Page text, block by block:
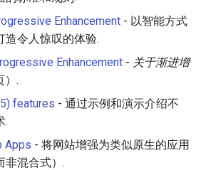
npm scripts
Enhancement - 以智能方式
造令人惊叹的体验.
Enhancement - 关于渐进增
）.
features - 通过示例和演示介绍不
.
Apps - 将网站增强为类似原生的应用
非混合式）.